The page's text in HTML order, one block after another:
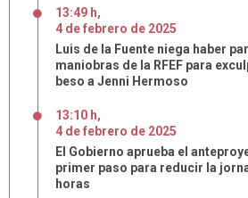
13:49 h,
4 defebrero de 2025
Luis de la Fuente niega haber
maniobras de la RFEF para
beso a Jenni Hermoso
13:10 h,
4 defebrero de 2025
El Gobierno aprueba el
primer paso para reducir la
horas